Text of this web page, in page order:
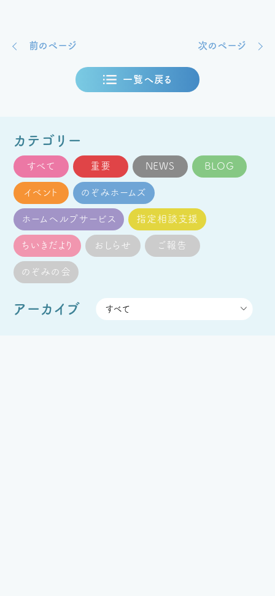
前のページ 次のページ
一覧へ戻る
カテゴリー
すべて 重要 NEWS BLOG
イベント のぞみホームズ
ホームヘルプサービス 指定相談支援
ちいきだより おしらせ ご報告
のぞみの会
アーカイブ